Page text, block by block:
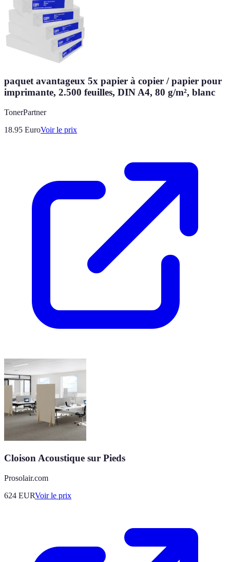
paquet avantageux 5x papier à copier / papier pour
imprimante, 2.500 feuilles, DIN A4, 80 g/m², blanc
TonerPartner
18.95 EuroVoir le prix
Cloison Acoustique sur Pieds
Prosolair.com
624 EURVoir le prix